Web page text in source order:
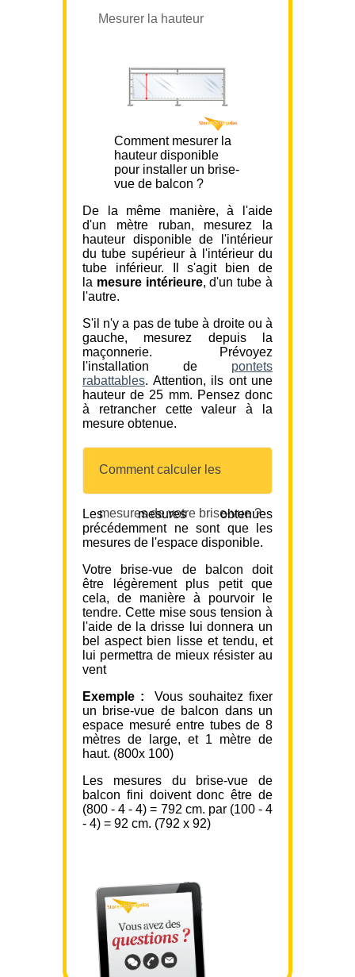
Mesurer la hauteur
Comment mesurer la
hauteur disponible
pour installer un brise-
vue de balcon ?
De la même manière, à l'aide
d'un mètre ruban, mesurez la
hauteur disponible de l'intérieur
du tube supérieur à l'intérieur du
tube inférieur. Il s'agit bien de
la mesure intérieure, d'un tube à
l'autre.
S'il n'y a pas de tube à droite ou à
gauche, mesurez depuis la
maçonnerie. Prévoyez
l'installation de pontets
rabattables. Attention, ils ont une
hauteur de 25 mm. Pensez donc
à retrancher cette valeur à la
mesure obtenue.
Comment calculer les
mesures de votre brise-vue ?
Les mesures obtenues
précédemment ne sont que les
mesures de l'espace disponible.
Votre brise-vue de balcon doit
être légèrement plus petit que
cela, de manière à pourvoir le
tendre. Cette mise sous tension à
l'aide de la drisse lui donnera un
bel aspect bien lisse et tendu, et
lui permettra de mieux résister au
vent
Exemple :
Vous souhaitez fixer
un brise-vue de balcon dans un
espace mesuré entre tubes de 8
mètres de large, et 1 mètre de
haut. (800x 100)
Les mesures du brise-vue de
balcon fini doivent donc être de
(800 - 4 - 4) = 792 cm. par (100 - 4
- 4) = 92 cm. (792 x 92)